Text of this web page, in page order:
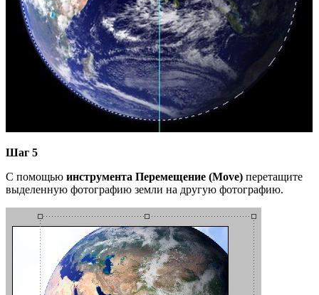
Шаг 5
С помощью инструмента Перемещение (Move) перетащите
выделенную фотографию земли на другую фотографию.